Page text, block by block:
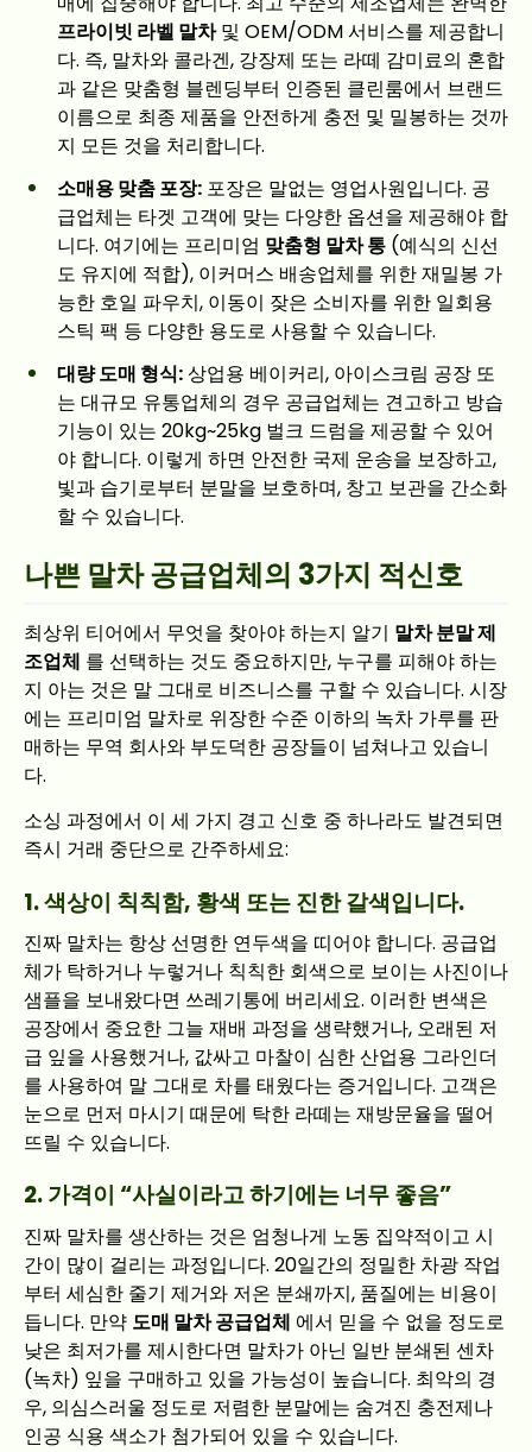
프라이빗 라벨 말차및 OEM/ODM 서비스를 제공합니
다. 즉, 말차와 콜라겐, 강장제 또는 라떼 감미료의 혼합
과 같은 맞춤형 블렌딩부터 인증된 클린룸에서 브랜드
이름으로 최종 제품을 안전하게 충전 및 밀봉하는 것까
지 모든 것을 처리합니다.
소매용 맞춤 포장: 포장은 말없는 영업사원입니다. 공
급업체는 타겟 고객에 맞는 다양한 옵션을 제공해야 합
니다. 여기에는 프리미엄 맞춤형 말차 통 (예식의 신선
도 유지에 적합), 이커머스 배송업체를 위한 재밀봉 가
능한 호일 파우치, 이동이 잦은 소비자를 위한 일회용
스틱 팩 등 다양한 용도로 사용할 수 있습니다.
대량 도매 형식:상업용 베이커리, 아이스크림 공장 또
는 대규모 유통업체의 경우 공급업체는 견고하고 방습
기능이 있는 20kg~25kg 벌크 드럼을 제공할 수 있어
야 합니다. 이렇게 하면 안전한 국제 운송을 보장하고,
빛과 습기로부터 분말을 보호하며, 창고 보관을 간소화
할 수 있습니다.
나쁜 말차 공급업체의 3가지 적신호
최상위 티어에서 무엇을 찾아야 하는지 알기 말차 분말 제
조업체 를 선택하는 것도 중요하지만, 누구를 피해야 하는
지 아는 것은 말 그대로 비즈니스를 구할 수 있습니다. 시장
에는 프리미엄 말차로 위장한 수준 이하의 녹차 가루를 판
매하는 무역 회사와 부도덕한 공장들이 넘쳐나고 있습니
다.
소싱 과정에서 이 세 가지 경고 신호 중 하나라도 발견되면
즉시 거래 중단으로 간주하세요:
1. 색상이 칙칙함, 황색 또는 진한 갈색입니다.
진짜 말차는 항상 선명한 연두색을 띠어야 합니다. 공급업
체가 탁하거나 누렇거나 칙칙한 회색으로 보이는 사진이나
샘플을 보내왔다면 쓰레기통에 버리세요. 이러한 변색은
공장에서 중요한 그늘 재배 과정을 생략했거나, 오래된 저
급 잎을 사용했거나, 값싸고 마찰이 심한 산업용 그라인더
를 사용하여 말 그대로 차를 태웠다는 증거입니다. 고객은
눈으로 먼저 마시기 때문에 탁한 라떼는 재방문율을 떨어
뜨릴 수 있습니다.
2. 가격이 “사실이라고 하기에는 너무 좋음”
진짜 말차를 생산하는 것은 엄청나게 노동 집약적이고 시
간이 많이 걸리는 과정입니다. 20일간의 정밀한 차광 작업
부터 세심한 줄기 제거와 저온 분쇄까지, 품질에는 비용이
듭니다. 만약 도매 말차 공급업체 에서 믿을 수 없을 정도로
낮은 최저가를 제시한다면 말차가 아닌 일반 분쇄된 센차
(녹차) 잎을 구매하고 있을 가능성이 높습니다. 최악의 경
우, 의심스러울 정도로 저렴한 분말에는 숨겨진 충전제나
인공 식용 색소가 첨가되어 있을 수 있습니다.